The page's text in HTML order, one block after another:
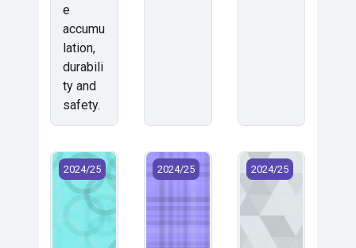
e
accumu
lation,
durabili
ty and
safety.
KMP/EXMM - Experimentální metody v mechanice
2024/25 KMP/KIN - Mechanika II
2024/25 KMP/KIN -
2024/25